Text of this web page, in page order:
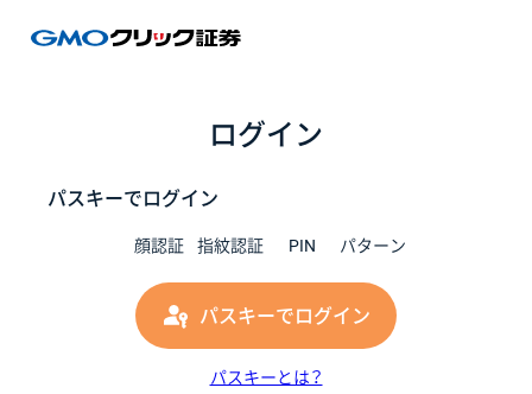
ログイン
パスキーでログイン
顔認証 指紋認証 PIN パターン
パスキーでログイン
パスキーとは？